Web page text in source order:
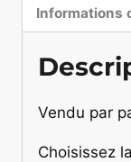
Informations
Vendu par
Choisissez